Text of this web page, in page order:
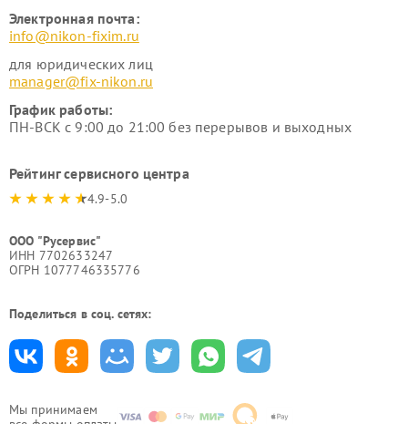
Мы принимаем
Электронная почта:
info@nikon-fixim.ru
для юридических лиц
manager@fix-nikon.ru
График работы:
ПН-ВСК с 9:00 до 21:00 без перерывов и выходных
Рейтинг сервисного центра
4.9-5.0
ООО "Русервис"
ИНН 7702633247
ОГРН 1077746335776
Поделиться в соц. сетях: